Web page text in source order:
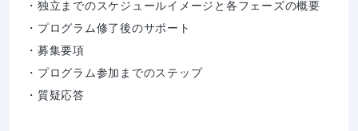
・独立までのスケジュールイメージと各フェーズの概要
・プログラム修了後のサポート
・募集要項
・プログラム参加までのステップ
・質疑応答